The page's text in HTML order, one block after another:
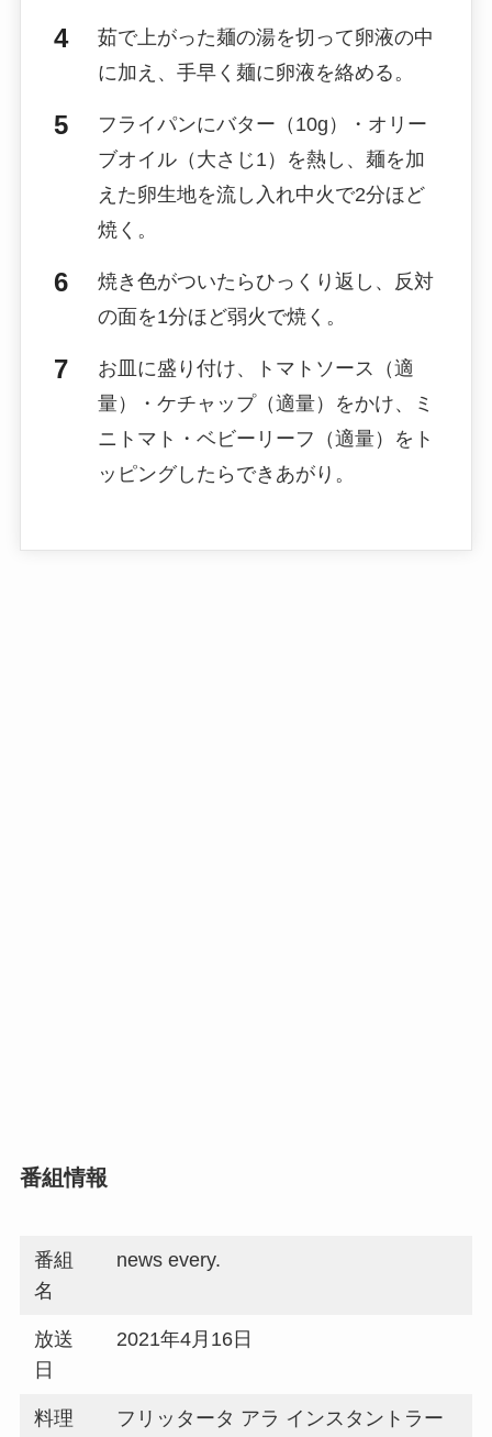
茹で上がった麺の湯を切って卵液の中
に加え、手早く麺に卵液を絡める。
フライパンにバター（10g）・オリー
ブオイル（大さじ1）を熱し、麺を加
えた卵生地を流し入れ中火で2分ほど
焼く。
焼き色がついたらひっくり返し、反対
の面を1分ほど弱火で焼く。
お皿に盛り付け、トマトソース（適
量）・ケチャップ（適量）をかけ、ミ
ニトマト・ベビーリーフ（適量）をト
ッピングしたらできあがり。
番組情報
番組
名
news every.
放送
日
2021年4月16日
料理
フリッタータ アラ インスタントラー